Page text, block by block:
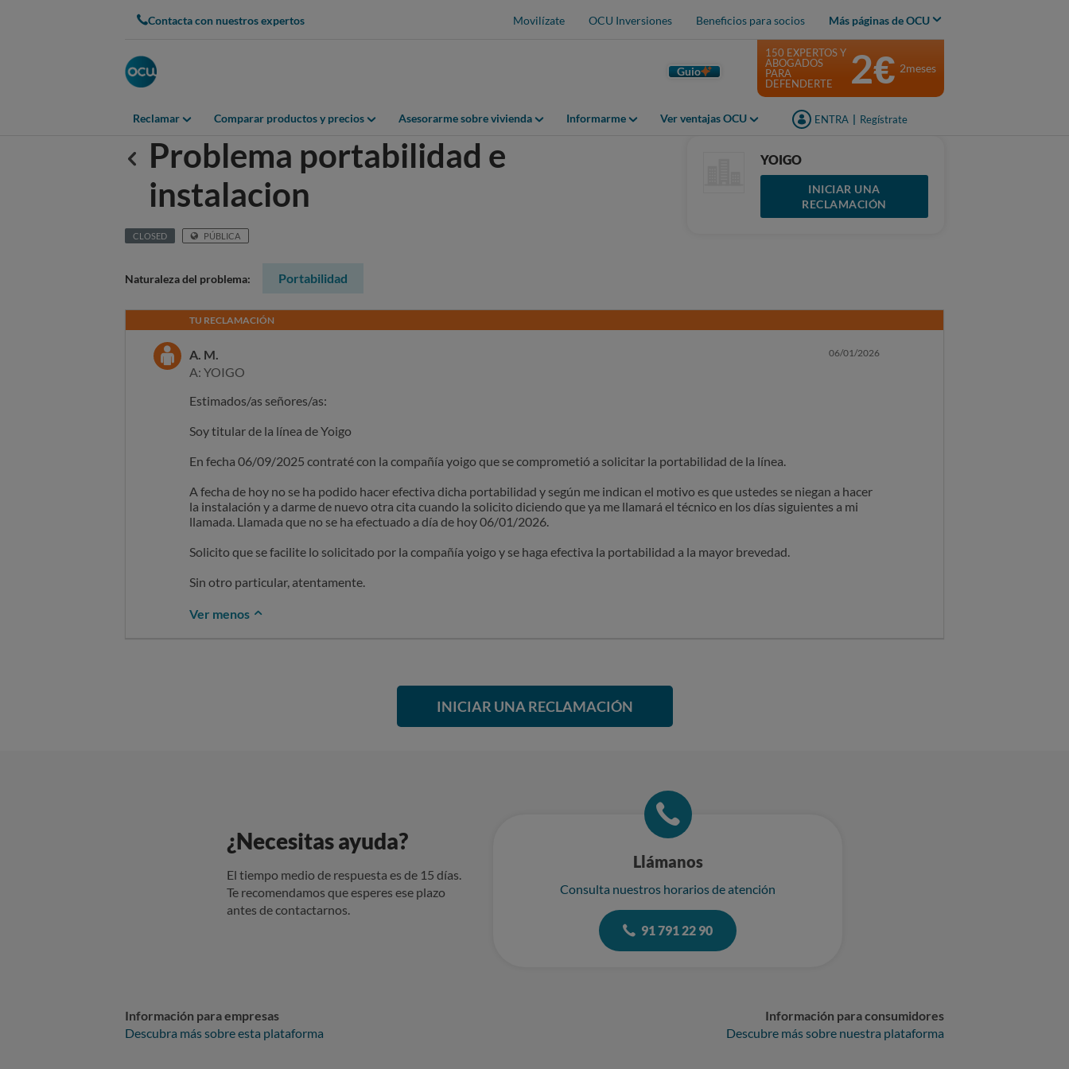
Contacta con nuestros expertos Movilízate OCU Inversiones Beneficios para socios Más páginas de OCU
Guio
Reclamar Comparar productos y precios Asesorarme sobre vivienda Informarme Ver ventajas OCU ENTRA Regístrate
150 EXPERTOS Y
ABOGADOS
PARA
DEFENDERTE
2€ 2meses
Anterior
Problema portabilidad e
instalacion
CLOSED PÚBLICA
YOIGO
INICIAR UNA
RECLAMACIÓN
Naturaleza del problema: Portabilidad
TU RECLAMACIÓN
A. M.
A: YOIGO
06/01/2026
Estimados/as señores/as:
Soy titular de la línea de Yoigo
En fecha 06/09/2025 contraté con la compañía yoigo que se comprometió a solicitar la portabilidad de la línea.
A fecha de hoy no se ha podido hacer efectiva dicha portabilidad y según me indican el motivo es que ustedes se niegan a hacer
la instalación y a darme de nuevo otra cita cuando la solicito diciendo que ya me llamará el técnico en los días siguientes a mi
llamada. Llamada que no se ha efectuado a día de hoy 06/01/2026.
Solicito que se facilite lo solicitado por la compañía yoigo y se haga efectiva la portabilidad a la mayor brevedad.
Sin otro particular, atentamente.
Ver menos
INICIAR UNA RECLAMACIÓN
¿Necesitas ayuda?
El tiempo medio de respuesta es de 15 días.
Te recomendamos que esperes ese plazo
antes de contactarnos.
Llámanos
Consulta nuestros horarios de atención
91 791 22 90
Información para empresas
Descubra más sobre esta plataforma
Información para consumidores
Descubre más sobre nuestra plataforma